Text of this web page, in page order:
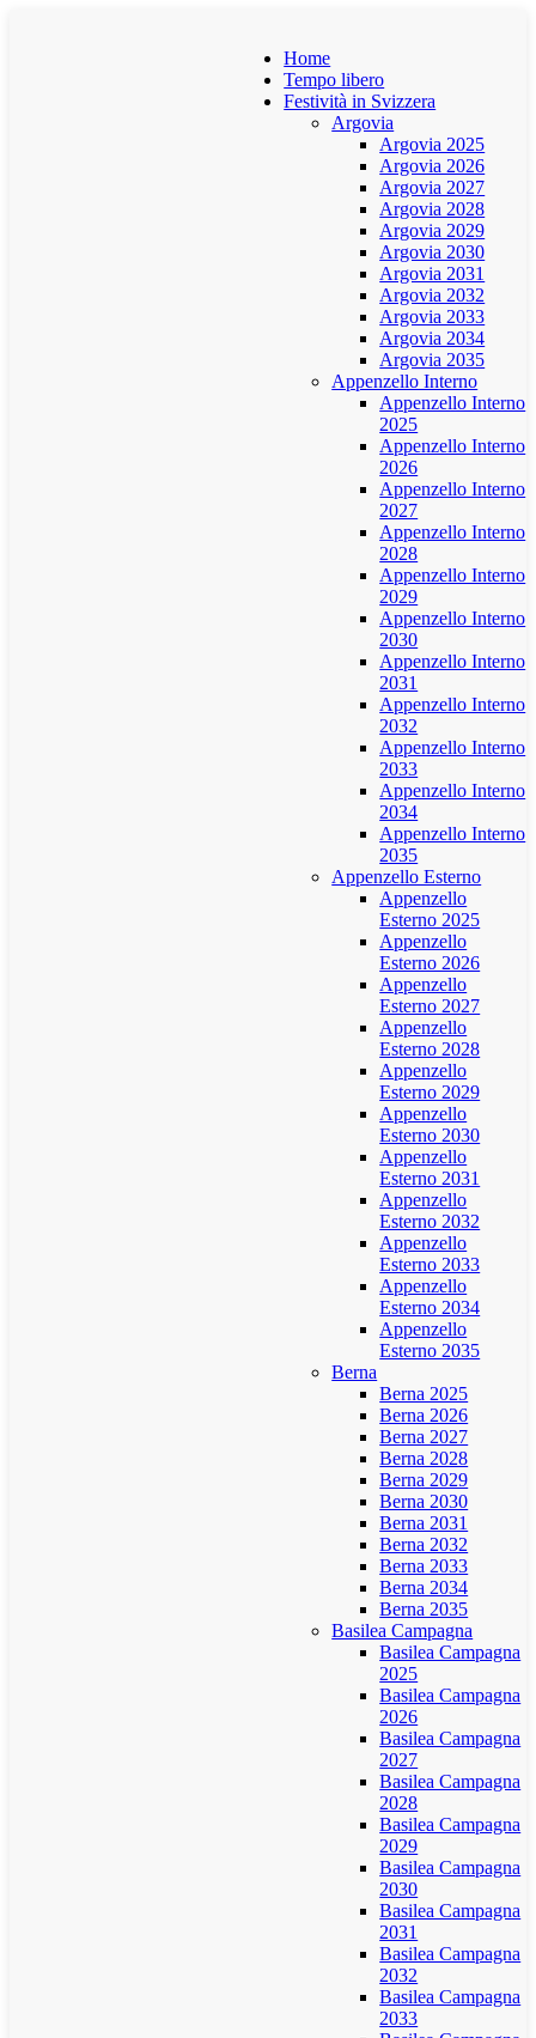
Home
Tempo libero
Festività in Svizzera
Argovia
Argovia 2025
Argovia 2026
Argovia 2027
Argovia 2028
Argovia 2029
Argovia 2030
Argovia 2031
Argovia 2032
Argovia 2033
Argovia 2034
Argovia 2035
Appenzello Interno
Appenzello Interno
2025
Appenzello Interno
2026
Appenzello Interno
2027
Appenzello Interno
2028
Appenzello Interno
2029
Appenzello Interno
2030
Appenzello Interno
2031
Appenzello Interno
2032
Appenzello Interno
2033
Appenzello Interno
2034
Appenzello Interno
2035
Appenzello Esterno
Appenzello
Esterno 2025
Appenzello
Esterno 2026
Appenzello
Esterno 2027
Appenzello
Esterno 2028
Appenzello
Esterno 2029
Appenzello
Esterno 2030
Appenzello
Esterno 2031
Appenzello
Esterno 2032
Appenzello
Esterno 2033
Appenzello
Esterno 2034
Appenzello
Esterno 2035
Berna
Berna 2025
Berna 2026
Berna 2027
Berna 2028
Berna 2029
Berna 2030
Berna 2031
Berna 2032
Berna 2033
Berna 2034
Berna 2035
Basilea Campagna
Basilea Campagna
2025
Basilea Campagna
2026
Basilea Campagna
2027
Basilea Campagna
2028
Basilea Campagna
2029
Basilea Campagna
2030
Basilea Campagna
2031
Basilea Campagna
2032
Basilea Campagna
2033